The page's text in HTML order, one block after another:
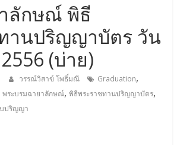
ลักษณ์ พิธี
านปริญญาบัตร วัน
(บ่าย)
วรรณ์วิสาข์ โพธิ์มณี Graduation,
พระบรมฉายาลักษณ์,พิธีพระราชทานปริญญาบัตร,
ปริญญา